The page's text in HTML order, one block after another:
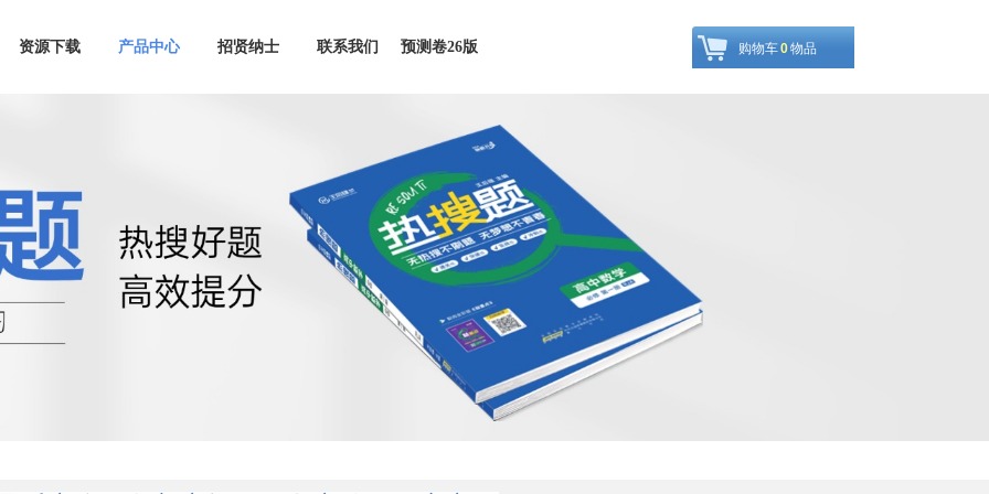
资源下载 产品中心 招贤纳士 联系我们 预测卷26版 购物车0物品